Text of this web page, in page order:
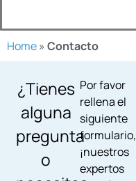
Home» Contacto
¿Tienes
alguna
pregunta
o
Por favor
rellena el
siguiente
formulario,
¡nuestros
expertos